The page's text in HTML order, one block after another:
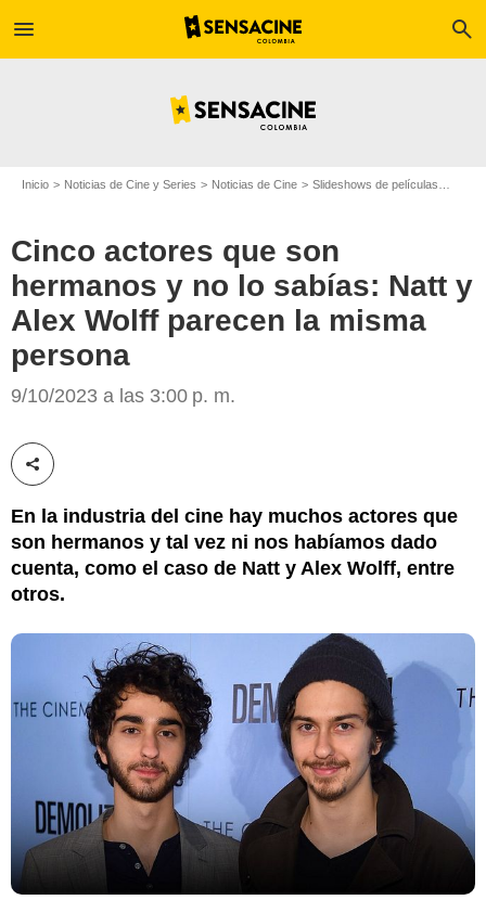
menu search
Inicio Noticias de Cine y Series Noticias de Cine Slideshows de películas
Cinco actores que son
hermanos y no lo sabías: Natt y
Alex Wolff parecen la misma
persona
9/10/2023 a las 3:00 p. m.
Compartir esta noticia
En la industria del cine hay muchos actores que
son hermanos y tal vez ni nos habíamos dado
cuenta, como el caso de Natt y Alex Wolff, entre
otros.